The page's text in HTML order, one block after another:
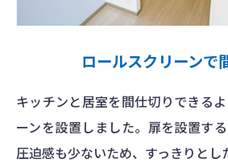
ロールスクリーンで
キッチンと居室を間仕切りできる
ーンを設置しました。扉を設置す
圧迫感も少ないため、すっきりとし